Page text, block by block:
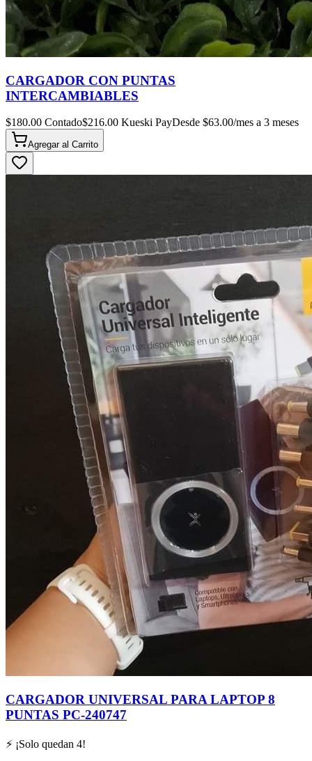
CARGADOR CON PUNTAS
INTERCAMBIABLES
$180.00 Contado$216.00 Kueski PayDesde $63.00/mes a 3 meses
Agregar al Carrito
CARGADOR UNIVERSAL PARA LAPTOP 8
PUNTAS PC-240747
⚡ ¡Solo quedan 4!